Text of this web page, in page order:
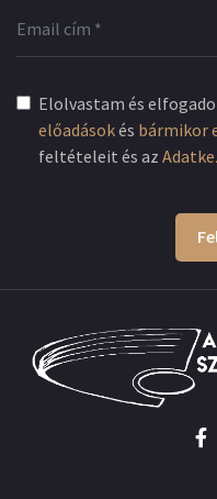
Elolvastam és
előadásokés bármikor
feltételeit és az